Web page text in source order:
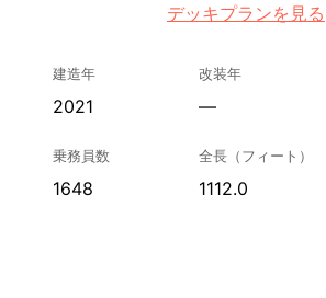
デッキプランを見る
建造年
2021
改装年
—
乗務員数
1648
全長（フィート）
1112.0